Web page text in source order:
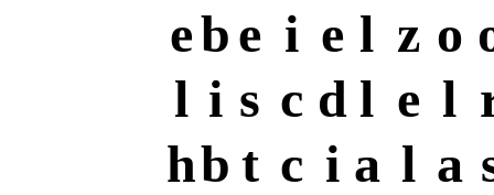
ebe i e l z o
l i s c d l e l
hb t c i a l a